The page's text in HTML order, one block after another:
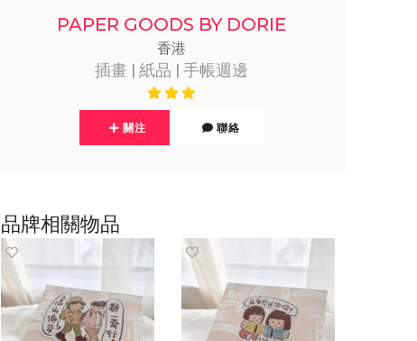
PAPER GOODS BY DORIE
香港
插畫 | 紙品 | 手帳週邊
關注 聯絡
品牌相關物品